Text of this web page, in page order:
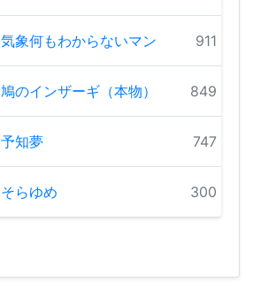
気象何もわからないマン 911 pts
鳩のインザーギ（本物） 849 pts
予知夢 747 pts
そらゆめ 300 pts